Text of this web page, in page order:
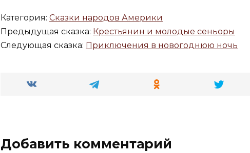
Категория: Сказки народов Америки
Предыдущая сказка: Крестьянин и молодые сеньоры
Следующая сказка: Приключения в новогоднюю ночь
Добавить комментарий